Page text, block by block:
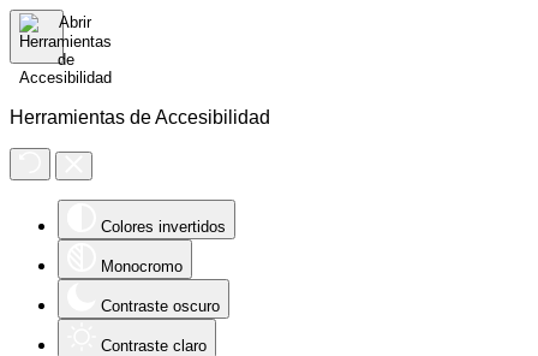
Herramientas de Accesibilidad
Colores invertidos
Monocromo
Contraste oscuro
Contraste claro